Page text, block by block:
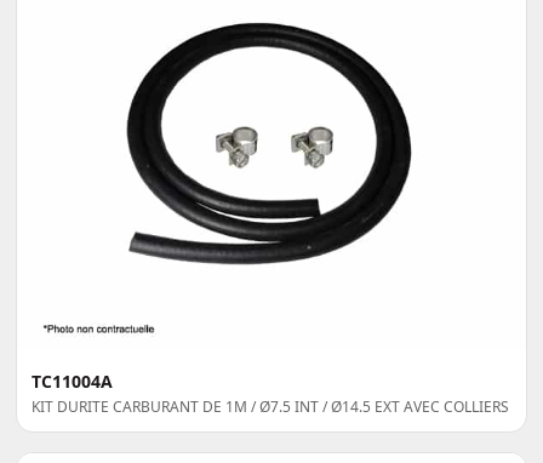
TC11004A
KIT DURITE CARBURANT DE 1M / Ø7.5 INT / Ø14.5 EXT AVEC COLLIERS